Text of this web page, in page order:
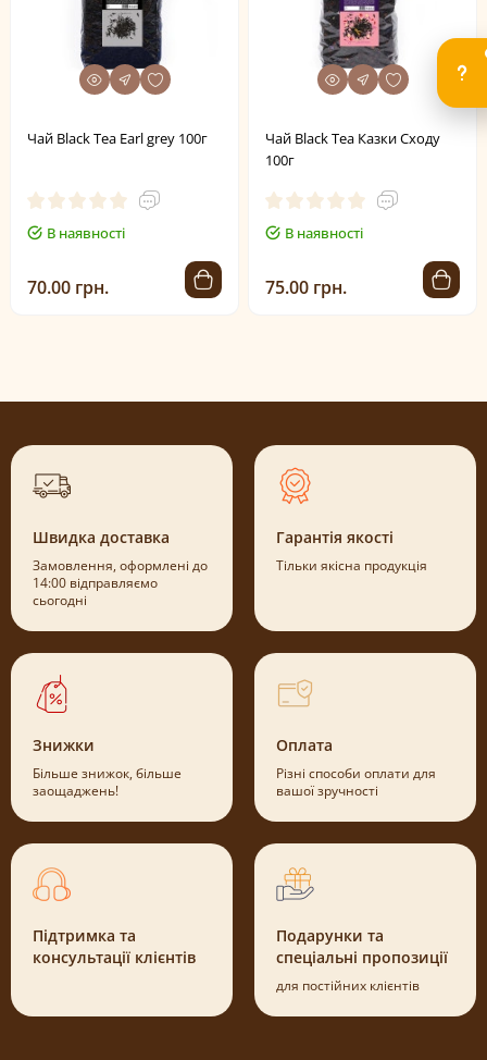
Чай Black Tea Earl grey 100г
В наявності
70.00 грн.
Чай Black Tea Казки Сходу
100г
В наявності
75.00 грн.
Швидка доставка
Замовлення, оформлені до
14:00 відправляємо
сьогодні
Гарантія якості
Тільки якісна продукція
Знижки
Більше знижок, більше
заощаджень!
Оплата
Різні способи оплати для
вашої зручності
Підтримка та
консультації клієнтів
Подарунки та
спеціальні пропозиції
для постійних клієнтів